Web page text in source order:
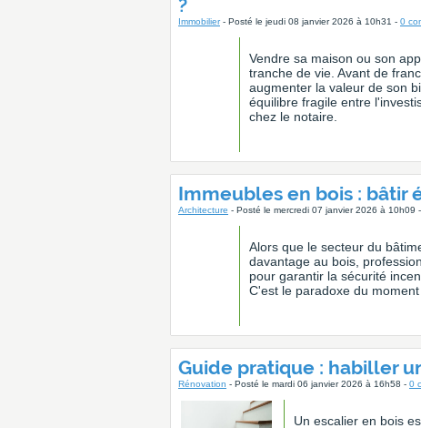
?
Immobilier- Posté le jeudi 08 janvier 2026 à 10h31 - 0
Vendre sa maison ou son
tranche de vie. Avant de
augmenter la valeur de son
équilibre fragile entre
chez le notaire.
Immeubles en bois : bâtir
Architecture - Posté le mercredi 07 janvier 2026 à 10h09 -
Alors que le secteur du
davantage au bois,
pour garantir la sécurité
C'est le paradoxe du moment
Guide pratique : habiller
Rénovation - Posté le mardi 06 janvier 2026 à 16h58 - 0
Un escalier en bois